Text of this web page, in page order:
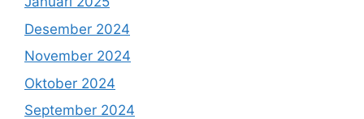
Desember 2024
November 2024
Oktober 2024
September 2024